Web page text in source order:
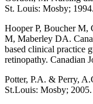
St. Louis: Mosby; 1994.
Hooper P, Boucher M,
M, Maberley DA.
based clinical practice
retinopathy. Canadian
Potter, P.A. & Perry,
St.Louis: Mosby; 2005.